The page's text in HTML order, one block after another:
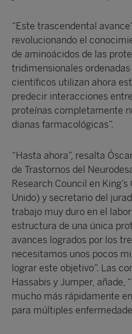
“Este trascendental
revolucionando el
de aminoácidos de las
tridimensionales
científicos utilizan ahora
predecir interacciones
proteínas completamente
dianas farmacológicas”.
“Hasta ahora”, resalta
de Trastornos del
Research Council en
Unido) y secretario del
trabajo muy duro en el
estructura de una única
avances logrados por los
necesitamos unos pocos
lograr este objetivo”. Las
Hassabis y Jumper, añade,
mucho más rápidamente
para múltiples